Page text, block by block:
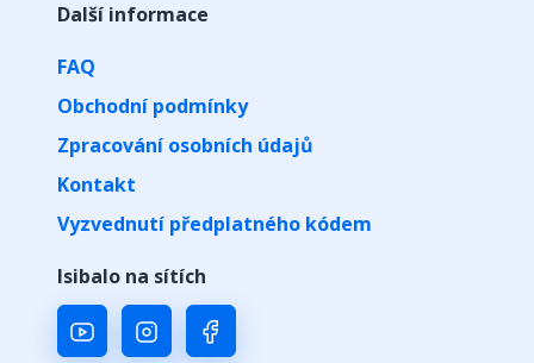
Další informace
FAQ
Obchodní podmínky
Zpracování osobních údajů
Kontakt
Vyzvednutí předplatného kódem
Isibalo na sítích